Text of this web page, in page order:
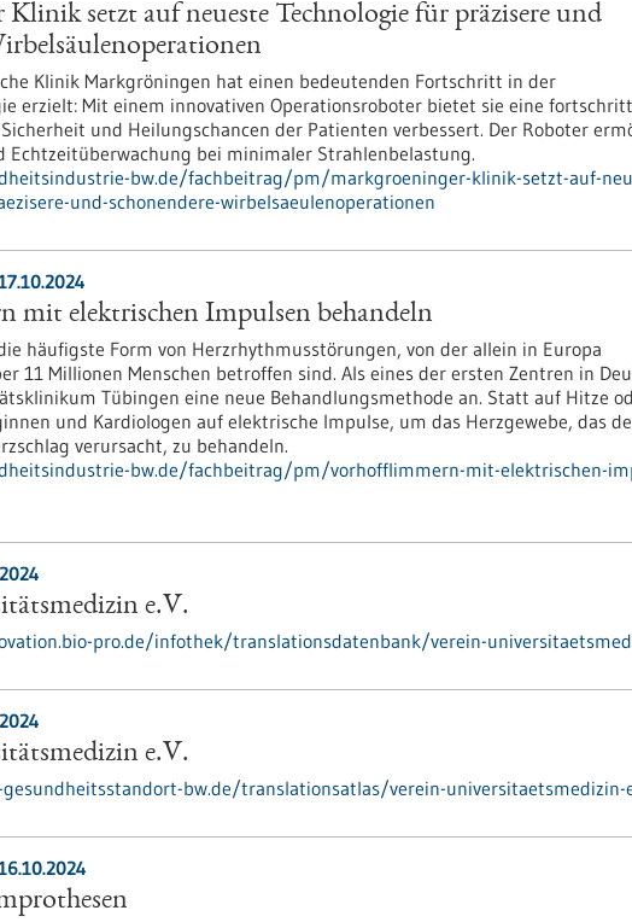
setzt auf neueste Technologie für präzisere und
Klinik Markgröningen hat einen bedeutenden Fortschritt in der
erzielt: Mit einem innovativen Operationsroboter bietet sie eine
und Heilungschancen der Patienten verbessert. Der Roboter
Echtzeitüberwachung bei minimaler Strahlenbelastung.
bw.de/fachbeitrag/pm/markgroeninger-klinik-setzt-auf-
und-schonendere-wirbelsaeulenoperationen
mit elektrischen Impulsen behandeln
häufigste Form von Herzrhythmusstörungen, von der allein in Europa
11 Millionen Menschen betroffen sind. Als eines der ersten Zentren in
Tübingen eine neue Behandlungsmethode an. Statt auf Hitze
und Kardiologen auf elektrische Impulse, um das Herzgewebe, das
verursacht, zu behandeln.
bw.de/fachbeitrag/pm/vorhofflimmern-mit-elektrischen-
e.V.
pro.de/infothek/translationsdatenbank/verein-
e.V.
bw.de/translationsatlas/verein-universitaetsmedizin-